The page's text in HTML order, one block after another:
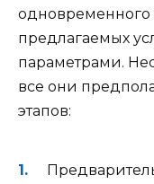
одновременного
предлагаемых
параметрами.
все они
этапов: